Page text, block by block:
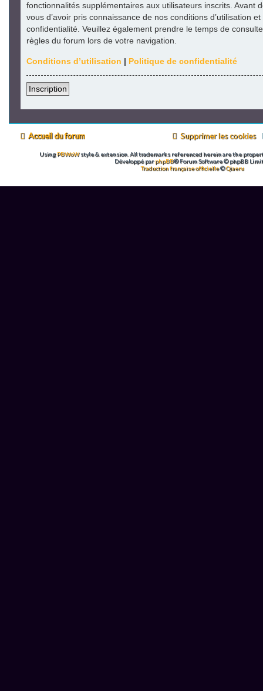
fonctionnalités supplémentaires aux utilisateurs inscrits. Avant
vous d’avoir pris connaissance de nos conditions d’utilisation
confidentialité. Veuillez également prendre le temps de
règles du forum lors de votre navigation.
Conditions d’utilisation | Politique de confidentialité
Inscription
Accueil du forum Supprimer les cookies
UsingPBWoWstyle & extension. All trademarks referenced herein are the
Développé parphpBB® Forum Software © phpBB
Traduction française officielle©Qiaeru